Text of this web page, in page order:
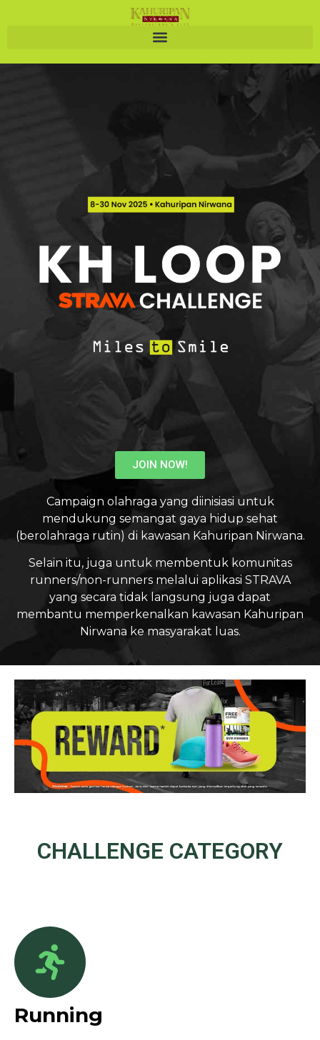
JOIN NOW!
Campaign olahraga yang diinisiasi untuk
mendukung semangat gaya hidup sehat
(berolahraga rutin) di kawasan Kahuripan Nirwana.
Selain itu, juga untuk membentuk komunitas
runners/non-runners melalui aplikasi STRAVA
yang secara tidak langsung juga dapat
membantu memperkenalkan kawasan Kahuripan
Nirwana ke masyarakat luas.
CHALLENGE CATEGORY
Running